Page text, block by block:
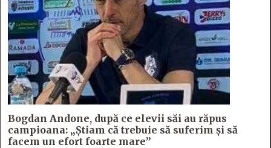
Bogdan Andone, după ce elevii săi au răpus
campioana: „Ştiam că trebuie să suferim şi să
facem un efort foarte mare”